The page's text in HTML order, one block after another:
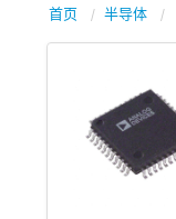
首页 半导体